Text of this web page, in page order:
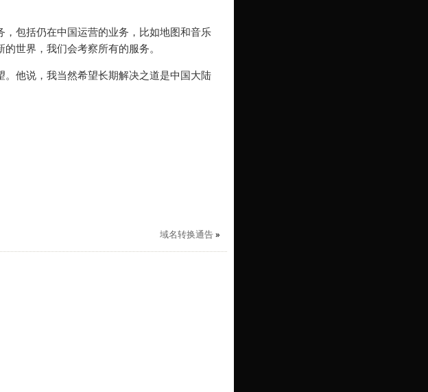
包括仍在中国运营的业务，比如地图和音乐
世界，我们会考察所有的服务。
他说，我当然希望长期解决之道是中国大陆
域名转换通告»